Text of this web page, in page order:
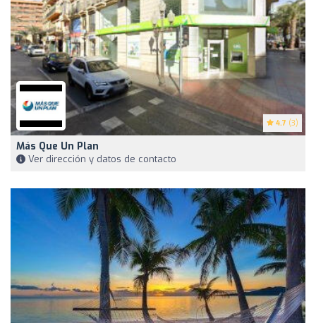
4.7 (3)
Más Que Un Plan
Ver dirección y datos de contacto